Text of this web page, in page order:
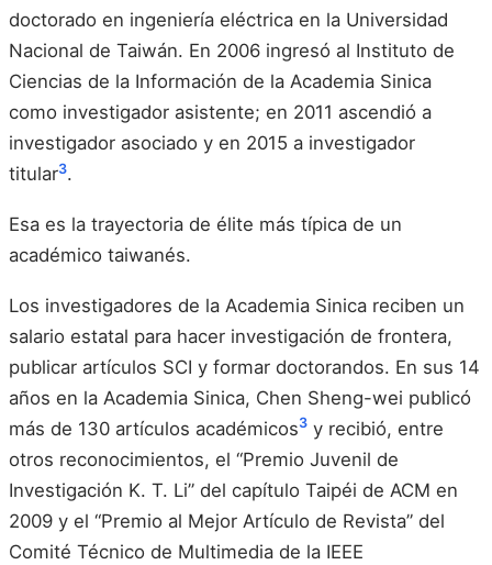
doctorado en ingeniería eléctrica en la Universidad
Nacional de Taiwán. En 2006 ingresó al Instituto de
Ciencias de la Información de la Academia Sinica
como investigador asistente; en 2011 ascendió a
investigador asociado y en 2015 a investigador
titular3.
Esa es la trayectoria de élite más típica de un
académico taiwanés.
Los investigadores de la Academia Sinica reciben un
salario estatal para hacer investigación de frontera,
publicar artículos SCI y formar doctorandos. En sus 14
años en la Academia Sinica, Chen Sheng-wei publicó
más de 130 artículos académicos3 y recibió, entre
otros reconocimientos, el “Premio Juvenil de
Investigación K. T. Li” del capítulo Taipéi de ACM en
2009 y el “Premio al Mejor Artículo de Revista” del
Comité Técnico de Multimedia de la IEEE